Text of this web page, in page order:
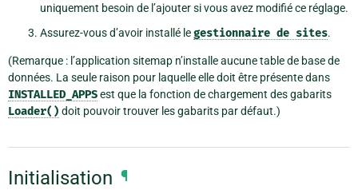
uniquement besoin de l’ajouter si vous avez modifié ce réglage.
Assurez-vous d’avoir installé legestionnaire de sites.
(Remarque : l’application sitemap n’installe aucune table de base de
données. La seule raison pour laquelle elle doit être présente dans
INSTALLED_APPSest que la fonction de chargement des gabarits
Loader() doit pouvoir trouver les gabarits par défaut.)
Initialisation ¶